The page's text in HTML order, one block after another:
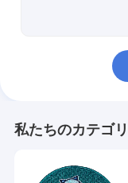
製品
私たちのカテゴ